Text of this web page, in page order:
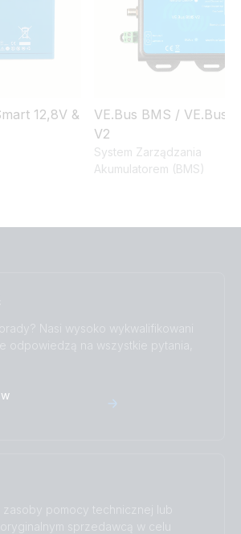
12,8V &
VE.Bus BMS / VE.Bus
V2
System Zarządzania
Akumulatorem (BMS)
Nasi wysoko wykwalifikowani
odpowiedzą na wszystkie pytania,
zasoby pomocy technicznej lub
oryginalnym sprzedawcą w celu